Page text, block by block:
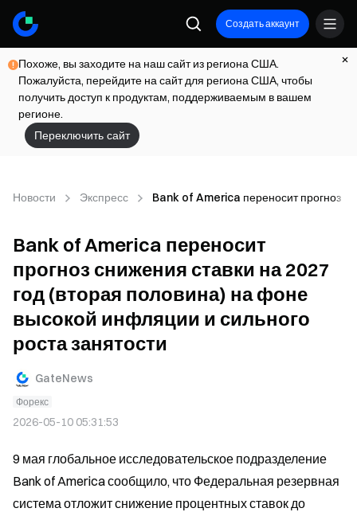
Создать аккаунт
Похоже, вы заходите на наш сайт из региона США.
Пожалуйста, перейдите на сайт для региона США, чтобы
получить доступ к продуктам, поддерживаемым в вашем
регионе.
Переключить сайт
Новости Экспресс Bank of America переносит прогноз
Bank of America переносит
прогноз снижения ставки на 2027
год (вторая половина) на фоне
высокой инфляции и сильного
роста занятости
GateNews
Форекс
2026-05-10 05:31:53
9 мая глобальное исследовательское подразделение
Bank of America сообщило, что Федеральная резервная
система отложит снижение процентных ставок до